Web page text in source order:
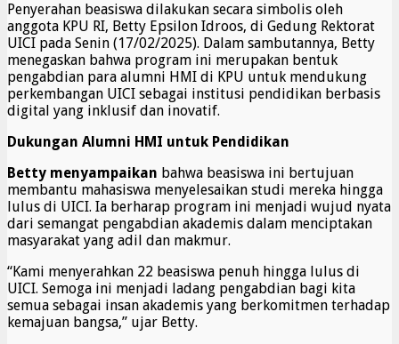
Penyerahan beasiswa dilakukan secara simbolis oleh
anggota KPU RI, Betty Epsilon Idroos, di Gedung Rektorat
UICI pada Senin (17/02/2025). Dalam sambutannya, Betty
menegaskan bahwa program ini merupakan bentuk
pengabdian para alumni HMI di KPU untuk mendukung
perkembangan UICI sebagai institusi pendidikan berbasis
digital yang inklusif dan inovatif.
Dukungan Alumni HMI untuk Pendidikan
Betty menyampaikan bahwa beasiswa ini bertujuan
membantu mahasiswa menyelesaikan studi mereka hingga
lulus di UICI. Ia berharap program ini menjadi wujud nyata
dari semangat pengabdian akademis dalam menciptakan
masyarakat yang adil dan makmur.
“Kami menyerahkan 22 beasiswa penuh hingga lulus di
UICI. Semoga ini menjadi ladang pengabdian bagi kita
semua sebagai insan akademis yang berkomitmen terhadap
kemajuan bangsa,” ujar Betty.